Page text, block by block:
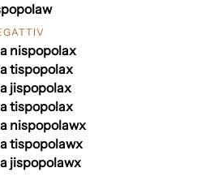
nispopolax
tispopolax
jispopolax
tispopolax
nispopolawx
tispopolawx
jispopolawx